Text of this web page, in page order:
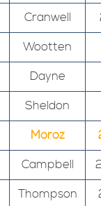
Cranwell
Wootten
Dayne
Sheldon
Moroz
Campbell
Thompson